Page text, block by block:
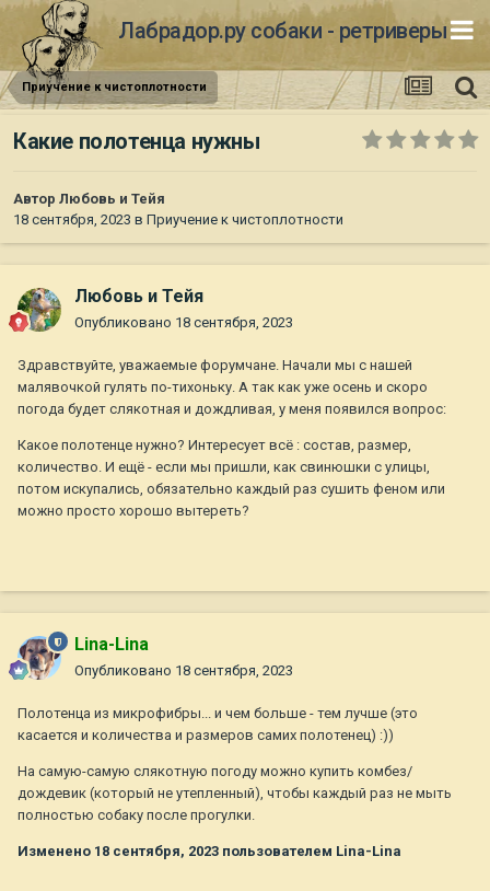
Лабрадор.ру собаки - ретриверы
Приучение к чистоплотности
Какие полотенца нужны
Автор Любовь и Тейя
18 сентября, 2023 в Приучение к чистоплотности
Любовь и Тейя
Опубликовано 18 сентября, 2023
Здравствуйте, уважаемые форумчане. Начали мы с нашей
малявочкой гулять по-тихоньку. А так как уже осень и скоро
погода будет слякотная и дождливая, у меня появился вопрос:
Какое полотенце нужно? Интересует всё : состав, размер,
количество. И ещё - если мы пришли, как свинюшки с улицы,
потом искупались, обязательно каждый раз сушить феном или
можно просто хорошо вытереть?
Lina-Lina
Опубликовано 18 сентября, 2023
Полотенца из микрофибры... и чем больше - тем лучше (это
касается и количества и размеров самих полотенец) :))
На самую-самую слякотную погоду можно купить комбез/
дождевик (который не утепленный), чтобы каждый раз не мыть
полностью собаку после прогулки.
Изменено 18 сентября, 2023 пользователем Lina-Lina